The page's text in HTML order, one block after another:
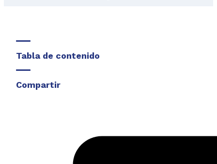
Tabla de contenido
Compartir